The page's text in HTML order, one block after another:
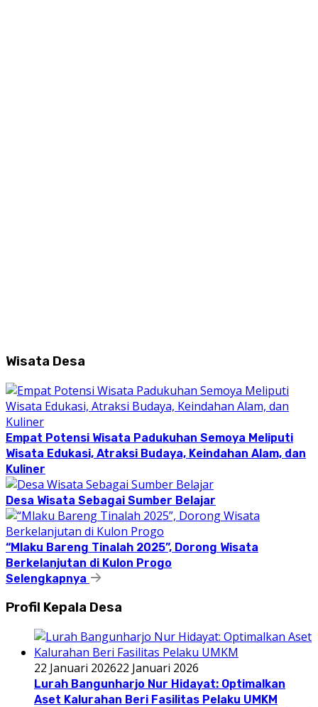
Wisata Desa
Empat Potensi Wisata Padukuhan Semoya Meliputi
Wisata Edukasi, Atraksi Budaya, Keindahan Alam, dan
Kuliner
Desa Wisata Sebagai Sumber Belajar
“Mlaku Bareng Tinalah 2025”, Dorong Wisata
Berkelanjutan di Kulon Progo
Selengkapnya
Profil Kepala Desa
22 Januari 202622 Januari 2026
Lurah Bangunharjo Nur Hidayat: Optimalkan
Aset Kalurahan Beri Fasilitas Pelaku UMKM